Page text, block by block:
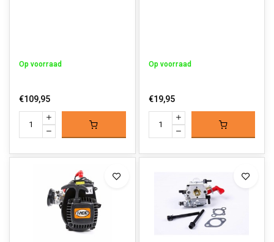
Op voorraad
€109,95
Op voorraad
€19,95